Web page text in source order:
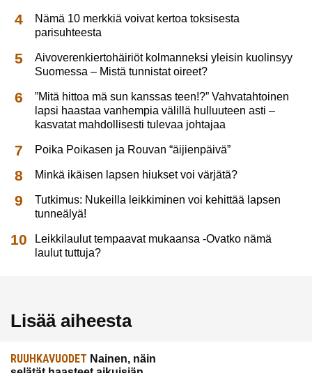
Nämä 10 merkkiä voivat kertoa toksisesta
parisuhteesta
Aivoverenkiertohäiriöt kolmanneksi yleisin kuolinsyy
Suomessa – Mistä tunnistat oireet?
”Mitä hittoa mä sun kanssas teen!?” Vahvatahtoinen
lapsi haastaa vanhempia välillä hulluuteen asti –
kasvatat mahdollisesti tulevaa johtajaa
Poika Poikasen ja Rouvan “äijienpäivä”
Minkä ikäisen lapsen hiukset voi värjätä?
Tutkimus: Nukeilla leikkiminen voi kehittää lapsen
tunneälyä!
Leikkilaulut tempaavat mukaansa -Ovatko nämä
laulut tuttuja?
Lisää aiheesta
RUUHKAVUODET Nainen, näin